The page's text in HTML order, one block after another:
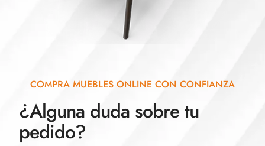
COMPRA MUEBLES ONLINE CON CONFIANZA
¿Alguna duda sobre tu
pedido?